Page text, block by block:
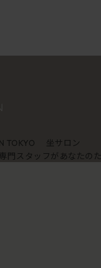
TOKYO
坐サロン
スタッフがあなたの